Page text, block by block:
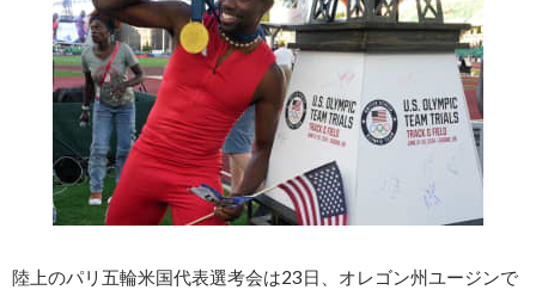
陸上のパリ五輪米国代表選考会は23日、オレゴン州ユージンで